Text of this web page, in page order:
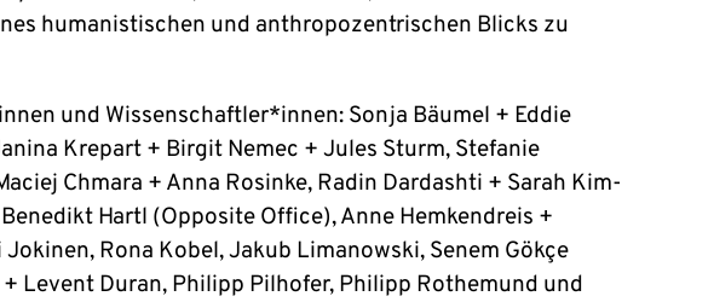
humanistischen und anthropozentrischen Blicks zu
und Wissenschaftler*innen: Sonja Bäumel + Eddie
Krepart + Birgit Nemec + Jules Sturm, Stefanie
Chmara + Anna Rosinke, Radin Dardashti + Sarah Kim-
Hartl (Opposite Office), Anne Hemkendreis +
Jokinen, Rona Kobel, Jakub Limanowski, Senem Gökçe
Levent Duran, Philipp Pilhofer, Philipp Rothemund und